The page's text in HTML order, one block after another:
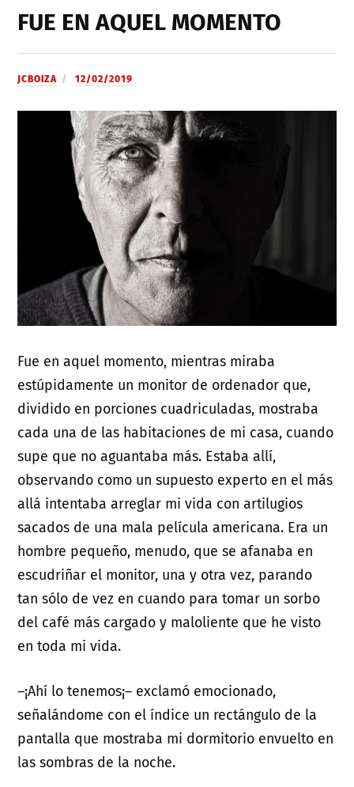
FUE EN AQUEL MOMENTO
JCBOIZA 12/02/2019
Fue en aquel momento, mientras miraba
estúpidamente un monitor de ordenador que,
dividido en porciones cuadriculadas, mostraba
cada una de las habitaciones de mi casa, cuando
supe que no aguantaba más. Estaba allí,
observando como un supuesto experto en el más
allá intentaba arreglar mi vida con artilugios
sacados de una mala película americana. Era un
hombre pequeño, menudo, que se afanaba en
escudriñar el monitor, una y otra vez, parando
tan sólo de vez en cuando para tomar un sorbo
del café más cargado y maloliente que he visto
en toda mi vida.
–¡Ahí lo tenemos¡– exclamó emocionado,
señalándome con el índice un rectángulo de la
pantalla que mostraba mi dormitorio envuelto en
las sombras de la noche.